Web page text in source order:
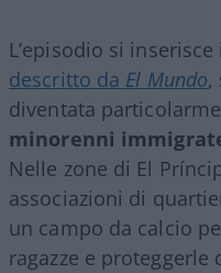
L’episodio si inserisce
descritto da El Mundo,
diventata
minorenni
Nelle zone di El
associazioni di
un campo da calcio
ragazze e proteggerle